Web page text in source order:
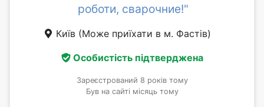
роботи, сварочние!"
Київ (Може приїхати в м. Фастів)
Особистість підтверджена
Зареєстрований 8 років тому
Був на сайті місяць тому